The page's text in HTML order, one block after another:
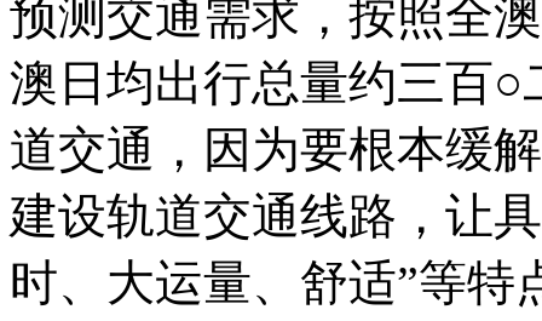
预测交通需求，按照全
澳日均出行总量约三百
道交通，因为要根本缓
建设轨道交通线路，让
时、大运量、舒适”等特